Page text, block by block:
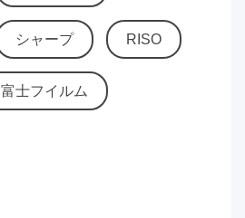
シャープ RISO
富士フイルム